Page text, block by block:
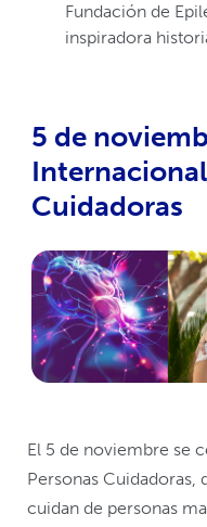
Fundación de
inspiradora
5 de
Cuidadoras
El 5 de noviembre se
Personas
cuidan de personas